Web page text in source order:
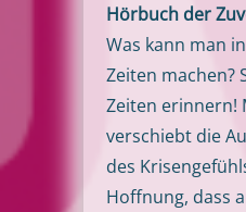
Hörbuch der
Was kann man
Zeiten machen?
Zeiten erinnern!
verschiebt die
des
Hoffnung, dass